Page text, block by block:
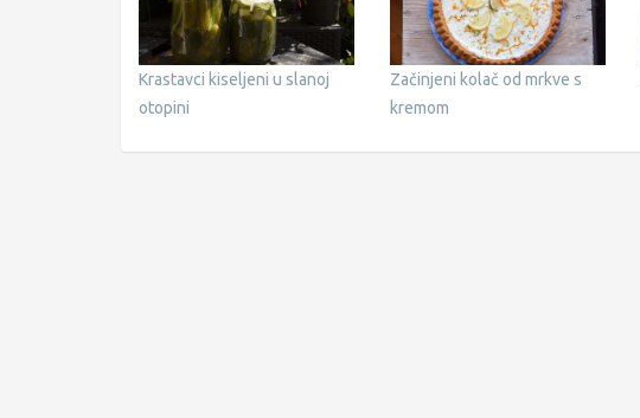
Krastavci kiseljeni u slanoj
otopini
Začinjeni kolač od mrkve s
kremom